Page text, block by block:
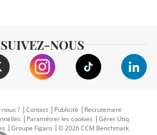
SUIVEZ-NOUS
?
Contact Publicité
Recrutement
Paramétrer les cookies
Gérer Utiq
Groupe Figaro © 2026 CCM Benchmark